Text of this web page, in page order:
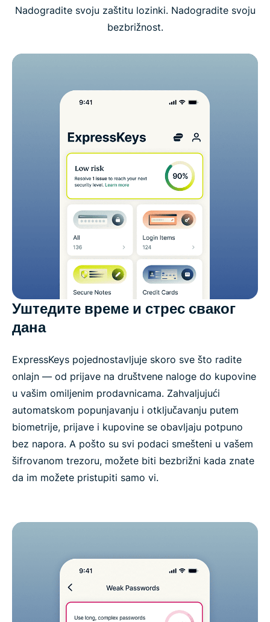
Isprobajte ExpressKeys potpuno bez rizika kao
Nadogradite svoju zaštitu lozinki. Nadogradite svoju
bezbrižnost.
Уштедите време и стрес сваког
дана
ExpressKeys pojednostavljuje skoro sve što radite
onlajn — od prijave na društvene naloge do kupovine
u vašim omiljenim prodavnicama. Zahvaljujući
automatskom popunjavanju i otključavanju putem
biometrije, prijave i kupovine se obavljaju potpuno
bez napora. A pošto su svi podaci smešteni u vašem
šifrovanom trezoru, možete biti bezbrižni kada znate
da im možete pristupiti samo vi.